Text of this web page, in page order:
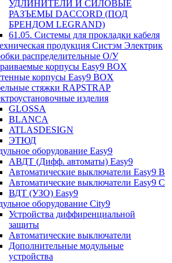
УДЛИНИТЕЛИ И СИЛОВЫЕ
РАЗЪЕМЫ DACCORD (ПОД
БРЕНДОМ LEGRAND)
61.05. Системы для прокладки кабеля
продукция Систэм Электрик
распределительные О/У
корпусы Easy9 BOX
корпусы Easy9 BOX
стяжки RAPSTRAP
изделия
GLOSSA
BLANCA
ATLASDESIGN
ЭТЮД
оборудование Easy9
АВДТ (Дифф. автоматы) Easy9
Автоматические выключатели Easy9 В
Автоматические выключатели Easy9 С
ВДТ (УЗО) Easy9
оборудование City9
Устройства диффиренциальной
защиты
Автоматические выключатели
Дополнительные модульные
устройства